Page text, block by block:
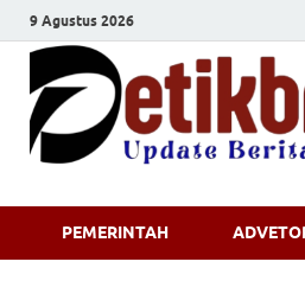
9 Agustus 2026
PEMERINTAH